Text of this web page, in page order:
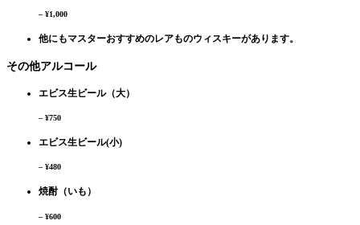
– ¥1,000
他にもマスターおすすめのレアものウィスキーがあります。
その他アルコール
エビス生ビール（大）
– ¥750
エビス生ビール(小)
– ¥480
焼酎（いも）
– ¥600